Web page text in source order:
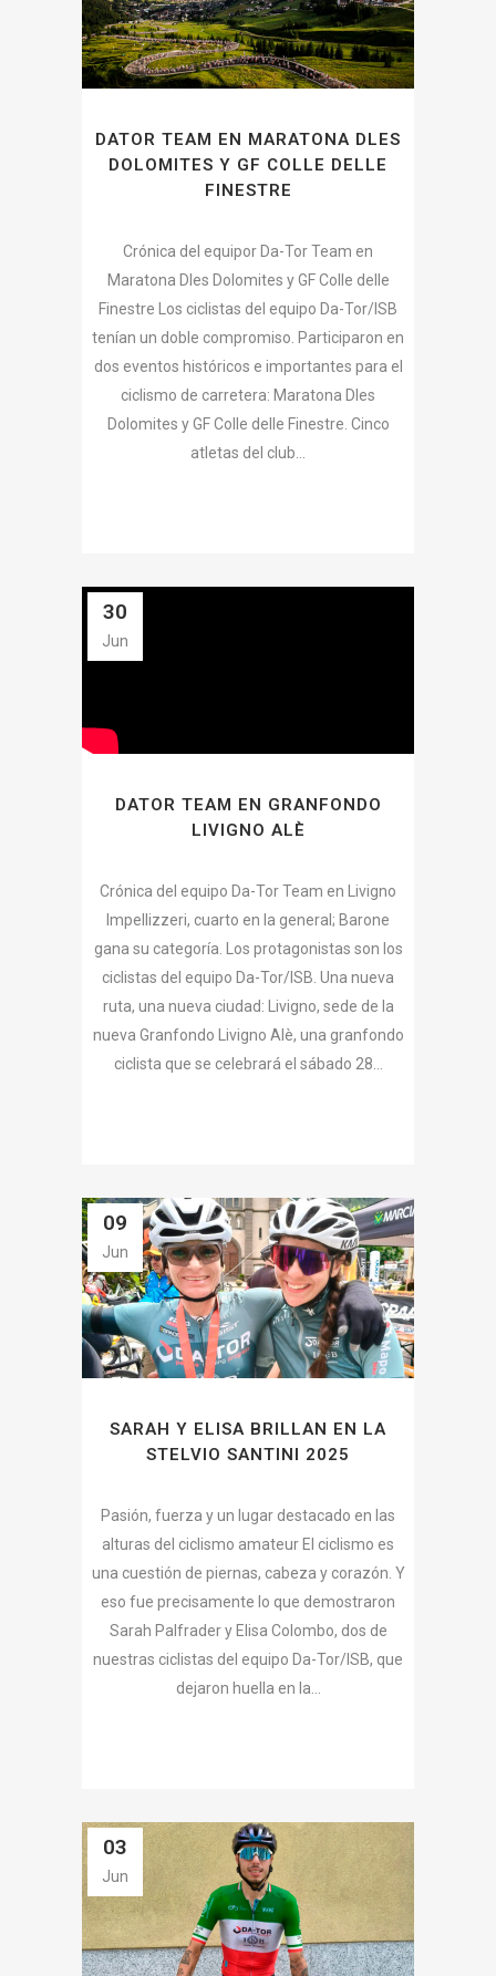
DATOR TEAM EN MARATONA DLES
DOLOMITES Y GF COLLE DELLE
FINESTRE
Crónica del equipor Da-Tor Team en
Maratona Dles Dolomites y GF Colle delle
Finestre Los ciclistas del equipo Da-Tor/ISB
tenían un doble compromiso. Participaron en
dos eventos históricos e importantes para el
ciclismo de carretera: Maratona Dles
Dolomites y GF Colle delle Finestre. Cinco
atletas del club...
30
Jun
DATOR TEAM EN GRANFONDO
LIVIGNO ALÈ
Crónica del equipo Da-Tor Team en Livigno
Impellizzeri, cuarto en la general; Barone
gana su categoría. Los protagonistas son los
ciclistas del equipo Da-Tor/ISB. Una nueva
ruta, una nueva ciudad: Livigno, sede de la
nueva Granfondo Livigno Alè, una granfondo
ciclista que se celebrará el sábado 28...
09
Jun
SARAH Y ELISA BRILLAN EN LA
STELVIO SANTINI 2025
Pasión, fuerza y un lugar destacado en las
alturas del ciclismo amateur El ciclismo es
una cuestión de piernas, cabeza y corazón. Y
eso fue precisamente lo que demostraron
Sarah Palfrader y Elisa Colombo, dos de
nuestras ciclistas del equipo Da-Tor/ISB, que
dejaron huella en la...
03
Jun